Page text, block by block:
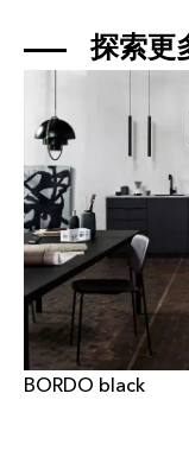
探索更
BORDO black